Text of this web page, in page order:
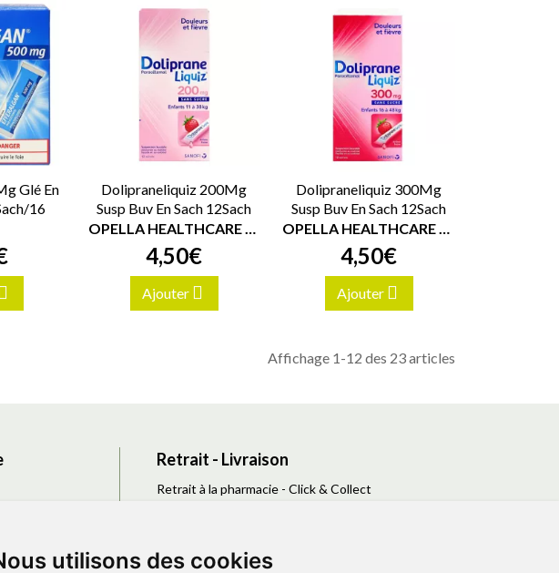
utilisons des cookies
Glé En
16
Dolipraneliquiz 200Mg
Susp Buv En Sach 12Sach
OPELLA HEALTHCARE FRANCE SAS
4,50€
Ajouter
Dolipraneliquiz 300Mg
Susp Buv En Sach 12Sach
OPELLA HEALTHCARE FRANCE SAS
4,50€
Ajouter
Affichage 1-12 des 23 articles
Retrait - Livraison
Retrait à la pharmacie - Click & Collect